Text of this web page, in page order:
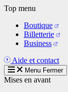
Aller
contenu
principal
Top menu
Boutique
Billetterie
Business
Aide et contact
Menu Fermer
Mises en avant